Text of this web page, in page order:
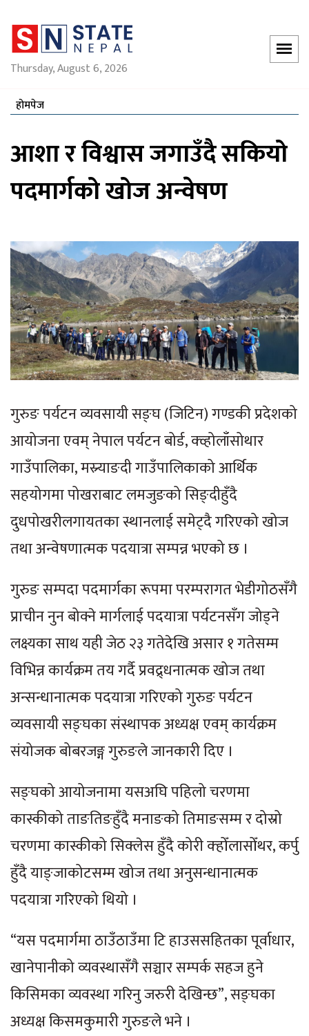
Thursday, August 6, 2026
होमपेज
आशा र विश्वास जगाउँदै सकियो
पदमार्गको खोज अन्वेषण
गुरुङ पर्यटन व्यवसायी सङ्घ (जिटिन) गण्डकी प्रदेशको
आयोजना एवम् नेपाल पर्यटन बोर्ड, क्व्होलाँसोथार
गाउँपालिका, मस्र्याङदी गाउँपालिकाको आर्थिक
सहयोगमा पोखराबाट लमजुङको सिङ्दीहुँदै
दुधपोखरीलगायतका स्थानलाई समेट्दै गरिएको खोज
तथा अन्वेषणात्मक पदयात्रा सम्पन्न भएको छ ।
गुरुङ सम्पदा पदमार्गका रूपमा परम्परागत भेडीगोठसँगै
प्राचीन नुन बोक्ने मार्गलाई पदयात्रा पर्यटनसँग जोड्ने
लक्ष्यका साथ यही जेठ २३ गतेदेखि असार १ गतेसम्म
विभिन्न कार्यक्रम तय गर्दै प्रवद्र्धनात्मक खोज तथा
अन्सन्धानात्मक पदयात्रा गरिएको गुरुङ पर्यटन
व्यवसायी सङ्घका संस्थापक अध्यक्ष एवम् कार्यक्रम
संयोजक बोबरजङ्ग गुरुङले जानकारी दिए ।
सङ्घको आयोजनामा यसअघि पहिलो चरणमा
कास्कीको ताङतिङहुँदै मनाङको तिमाङसम्म र दोस्रो
चरणमा कास्कीको सिक्लेस हुँदै कोरी क्होँलासोँथर, कर्पु
हुँदै याङ्जाकोटसम्म खोज तथा अनुसन्धानात्मक
पदयात्रा गरिएको थियो ।
“यस पदमार्गमा ठाउँठाउँमा टि हाउससहितका पूर्वाधार,
खानेपानीको व्यवस्थासँगै सञ्चार सम्पर्क सहज हुने
किसिमका व्यवस्था गरिनु जरुरी देखिन्छ”, सङ्घका
अध्यक्ष किसमकुमारी गुरुङले भने ।